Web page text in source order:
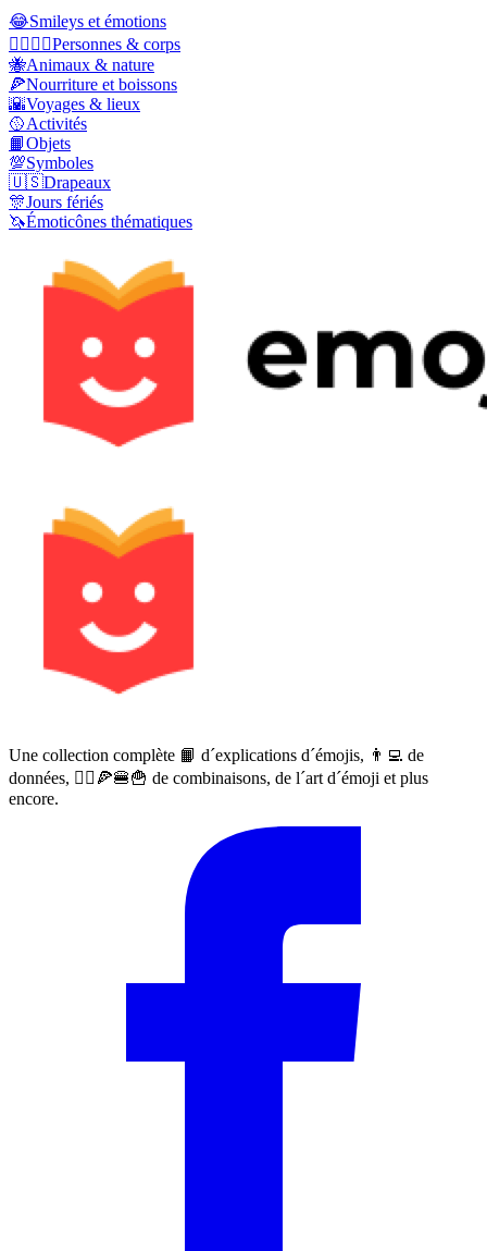
😂Smileys et émotions
👩‍❤️‍💋‍👨Personnes & corps
🐝Animaux & nature
🍕Nourriture et boissons
🌇Voyages & lieux
🥎Activités
📙Objets
💯Symboles
🇺🇸Drapeaux
🎊Jours fériés
🦄Émoticônes thématiques
Une collection complète 📙 d´explications d´émojis, 👨‍💻 de
données, 🙅‍♀️🍕🍔🍟 de combinaisons, de l´art d´émoji et plus
encore.